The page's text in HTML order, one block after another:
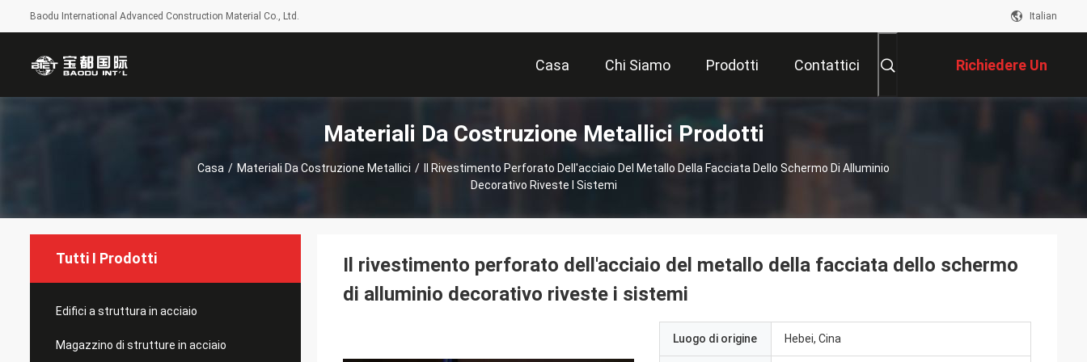
Baodu International Advanced Construction Material Co., Ltd. Italian
Casa Chi Siamo Prodotti Contattici Richiedere Un
Preventivo
Materiali Da Costruzione Metallici Prodotti
Casa / Materiali Da Costruzione Metallici /
Il Rivestimento Perforato Dell'acciaio Del Metallo Della Facciata Dello Schermo Di Alluminio
Decorativo Riveste I Sistemi
Tutti I Prodotti
Edifici a struttura in acciaio
Magazzino di strutture in acciaio
Il rivestimento perforato dell'acciaio del metallo della facciata dello schermo
di alluminio decorativo riveste i sistemi
Luogo di origine Hebei, Cina